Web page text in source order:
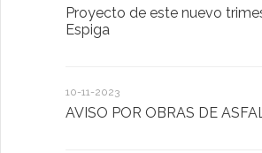
Proyecto de este nuevo
Espiga
10-11-2023
AVISO POR OBRAS DE